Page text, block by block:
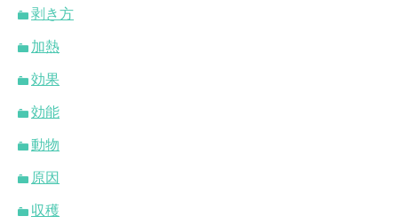
剥き方
加熱
効果
効能
動物
原因
収穫